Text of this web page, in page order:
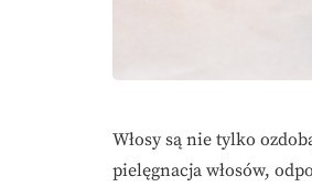
Włosy są nie tylko
pielęgnacja włosów,